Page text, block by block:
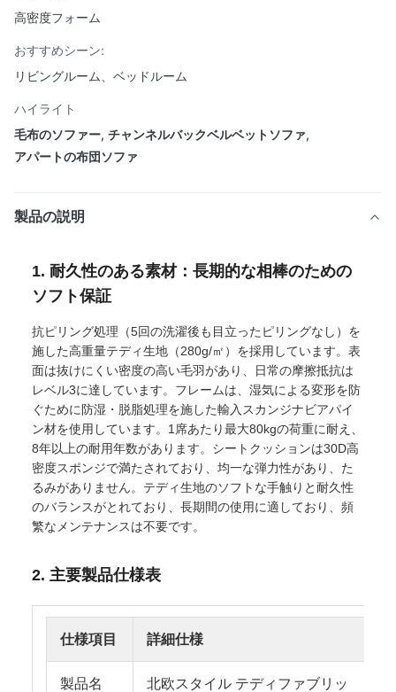
高密度フォーム
おすすめシーン:
リビングルーム、ベッドルーム
ハイライト
毛布のソファー, チャンネルバックベルベットソファ,
アパートの布団ソファ
製品の説明
1. 耐久性のある素材：長期的な相棒のための
ソフト保証
抗ピリング処理（5回の洗濯後も目立ったピリングなし）を
施した高重量テディ生地（280g/㎡）を採用しています。表
面は抜けにくい密度の高い毛羽があり、日常の摩擦抵抗は
レベル3に達しています。フレームは、湿気による変形を防
ぐために防湿・脱脂処理を施した輸入スカンジナビアパイ
ン材を使用しています。1席あたり最大80kgの荷重に耐え、
8年以上の耐用年数があります。シートクッションは30D高
密度スポンジで満たされており、均一な弾力性があり、た
るみがありません。テディ生地のソフトな手触りと耐久性
のバランスがとれており、長期間の使用に適しており、頻
繁なメンテナンスは不要です。
2. 主要製品仕様表
仕様項目 詳細仕様
製品名
北欧スタイル テディファブリッ